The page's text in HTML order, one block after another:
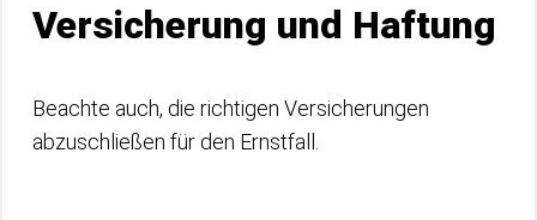
Versicherung und Haftung
Beachte auch, die richtigen Versicherungen
abzuschließen für den Ernstfall.